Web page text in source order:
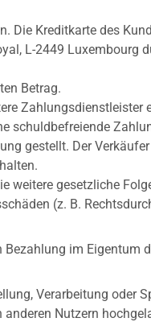
Die Kreditkarte des
L-2449
Betrag.
Zahlungsdienstleister
schuldbefreiende
gestellt. Der
gesetzliche
(z. B.
im Eigentum
Verarbeitung
Nutzern